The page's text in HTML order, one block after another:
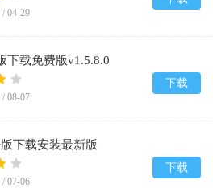
/ 04-29
下载免费版v1.5.8.0
/ 08-07
下载
下载安装最新版
/ 07-06
下载